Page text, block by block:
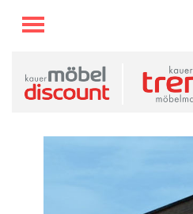
TOGGLE MENU